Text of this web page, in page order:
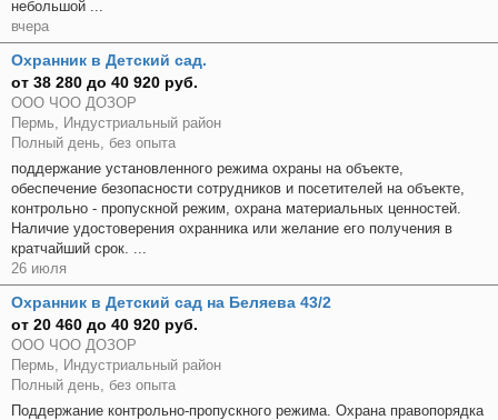
небольшой ...
вчера
Охранник в Детский сад.
от 38 280 до 40 920 руб.
ООО ЧОО ДОЗОР
Пермь, Индустриальный район
Полный день, без опыта
поддержание установленного режима охраны на объекте,
обеспечение безопасности сотрудников и посетителей на объекте,
контрольно - пропускной режим, охрана материальных ценностей.
Наличие удостоверения охранника или желание его получения в
кратчайший срок. ...
26 июля
Охранник в Детский сад на Беляева 43/2
от 20 460 до 40 920 руб.
ООО ЧОО ДОЗОР
Пермь, Индустриальный район
Полный день, без опыта
Поддержание контрольно-пропускного режима. Охрана правопорядка